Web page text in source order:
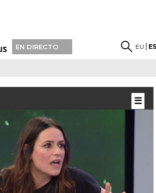
EN DIRECTO EU
☰